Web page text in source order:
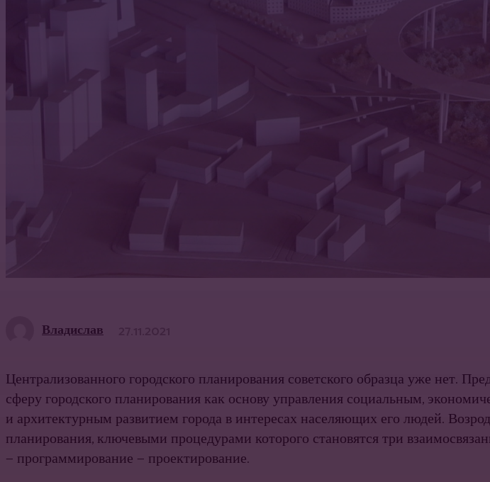
Владислав
Централизованного городского планирования советского образца уже нет.
сферу городского планирования как основу управления социаль­ным,
и архи­тектурным развитием города в интересах населяющих его людей.
планирования, ключевыми процедурами которого становятся три
— программирование — проектирование.